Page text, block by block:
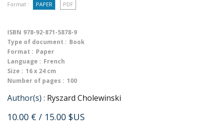
Format : PAPER PDF
ISBN 978-92-871-5878-9
Type of document : Book
Format : Paper
Language : French
Size : 16 x 24 cm
Number of pages : 100
Author(s) : Ryszard Cholewinski
10.00 € / 15.00 $US